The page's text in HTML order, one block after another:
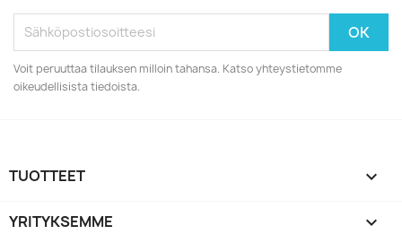
Voit peruuttaa tilauksen milloin tahansa. Katso yhteystietomme
oikeudellisista tiedoista.
TUOTTEET 
YRITYKSEMME 